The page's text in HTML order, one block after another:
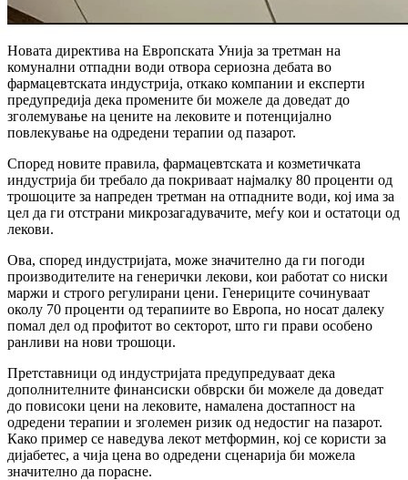
Новата директива на Европската Унија за третман на
комунални отпадни води отвора сериозна дебата во
фармацевтската индустрија, откако компании и експерти
предупредија дека промените би можеле да доведат до
зголемување на цените на лековите и потенцијално
повлекување на одредени терапии од пазарот.
Според новите правила, фармацевтската и козметичката
индустрија би требало да покриваат најмалку 80 проценти од
трошоците за напреден третман на отпадните води, кој има за
цел да ги отстрани микрозагадувачите, меѓу кои и остатоци од
лекови.
Ова, според индустријата, може значително да ги погоди
производителите на генерички лекови, кои работат со ниски
маржи и строго регулирани цени. Генериците сочинуваат
околу 70 проценти од терапиите во Европа, но носат далеку
помал дел од профитот во секторот, што ги прави особено
ранливи на нови трошоци.
Претставници од индустријата предупредуваат дека
дополнителните финансиски обврски би можеле да доведат
до повисоки цени на лековите, намалена достапност на
одредени терапии и зголемен ризик од недостиг на пазарот.
Како пример се наведува лекот метформин, кој се користи за
дијабетес, а чија цена во одредени сценарија би можела
значително да порасне.